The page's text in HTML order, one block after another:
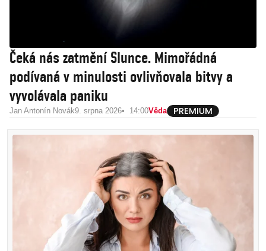
Čeká nás zatmění Slunce. Mimořádná
podívaná v minulosti ovlivňovala bitvy a
vyvolávala paniku
Jan Antonín Novák9. srpna 2026 14:00Věda